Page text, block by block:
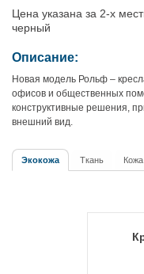
Цена указана за 2-х
черный
Описание:
Новая модель Рольф –
офисов и общественных
конструктивные решения,
внешний вид.
Экокожа Ткань Кожа